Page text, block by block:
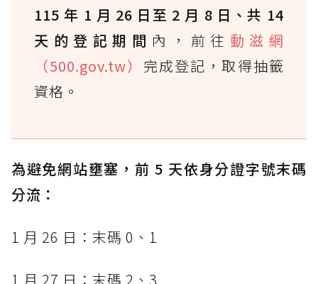
115 年 1 月 26 日至 2 月 8 日、共 14
天的登記期間 內，前往 動滋網
（500.gov.tw） 完成登記，取得抽籤
資格。
為避免網站壅塞，前 5 天依身分證字號末碼
分流：
1 月 26 日：末碼 0、1
1 月 27 日：末碼 2、3